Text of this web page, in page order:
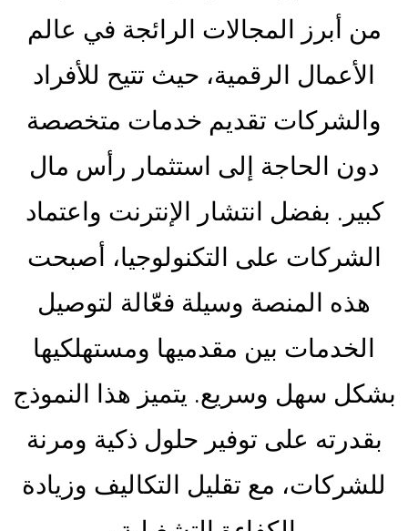
من أبرز المجالات الرائجة في عالم
الأعمال الرقمية، حيث تتيح للأفراد
والشركات تقديم خدمات متخصصة
دون الحاجة إلى استثمار رأس مال
كبير. بفضل انتشار الإنترنت واعتماد
الشركات على التكنولوجيا، أصبحت
هذه المنصة وسيلة فعّالة لتوصيل
الخدمات بين مقدميها ومستهلكيها
بشكل سهل وسريع. يتميز هذا النموذج
بقدرته على توفير حلول ذكية ومرنة
للشركات، مع تقليل التكاليف وزيادة